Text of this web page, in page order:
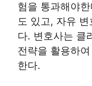
험을 통과해야
도 있고, 자유
다. 변호사는 클
전략을 활용하
한다.